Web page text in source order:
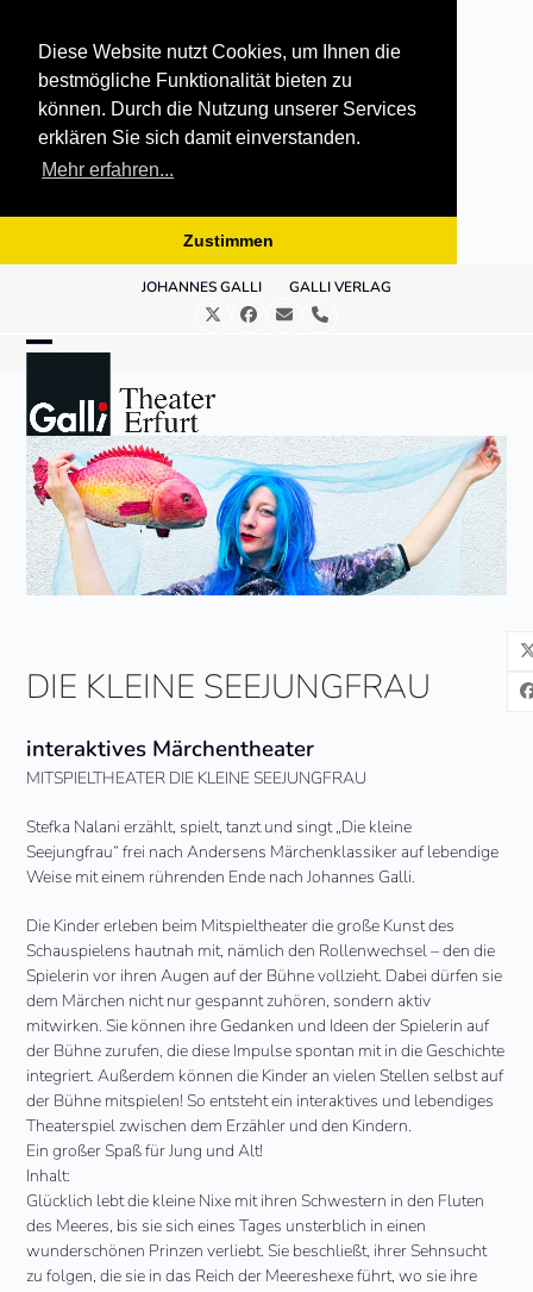
Diese Website nutzt Cookies, um Ihnen die
bestmögliche Funktionalität bieten zu
können. Durch die Nutzung unserer Services
erklären Sie sich damit einverstanden.
Mehr erfahren...
Zustimmen
JOHANNES GALLI GALLI VERLAG
TwitterFacebook
E- Telefon
mobile
menu
mobile
menu
DIE KLEINE SEEJUNGFRAU
interaktives Märchentheater
MITSPIELTHEATER DIE KLEINESEEJUNGFRAU
Stefka Nalani erzählt, spielt, tanzt und singt „Die kleine
Seejungfrau“ frei nach Andersens Märchenklassiker auf lebendige
Weise mit einem rührenden Ende nach Johannes Galli.
Die Kinder erleben beim Mitspieltheater die große Kunst des
Schauspielens hautnah mit, nämlich den Rollenwechsel – den die
Spielerin vor ihren Augen auf der Bühne vollzieht. Dabei dürfen sie
dem Märchen nicht nur gespannt zuhören, sondern aktiv
mitwirken. Sie können ihre Gedanken und Ideen der Spielerin auf
der Bühne zurufen, die diese Impulse spontan mit in die Geschichte
integriert. Außerdem können die Kinder an vielen Stellen selbst auf
der Bühne mitspielen! So entsteht ein interaktives und lebendiges
Theaterspiel zwischen dem Erzähler und den Kindern.
Ein großer Spaß fürJung und Alt!
Inhalt:
Glücklich lebt die kleine Nixe mit ihren Schwestern in den Fluten
des Meeres, bis sie sich eines Tages unsterblich in einen
wunderschönen Prinzen verliebt. Sie beschließt, ihrer Sehnsucht
zu folgen, die sie in das Reich der Meereshexe führt, wo sie ihre